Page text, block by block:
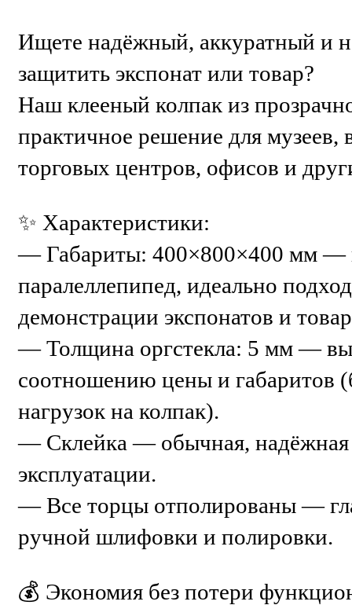
Ищете надёжный, аккуратный и
защитить экспонат или товар?
Наш клееный колпак из
практичное решение для музеев,
торговых центров, офисов и
✨ Характеристики:
— Габариты: 400×800×400 мм —
паралеллепипед, идеально
демонстрации экспонатов и
— Толщина оргстекла: 5 мм —
соотношению цены и габаритов
нагрузок на колпак).
— Склейка — обычная, надёжная
эксплуатации.
— Все торцы отполированы —
ручной шлифовки и полировки.
💰 Экономия без потери